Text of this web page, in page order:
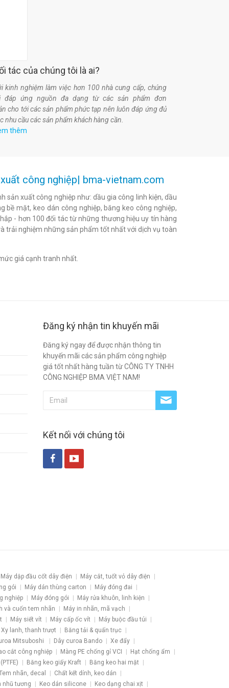
tác của chúng tôi là ai?
kinh nghiệm làm việc hơn 100 nhà cung cấp, chúng
đáp ứng nguồn đa dạng từ các sản phẩm đơn
cho tới các sản phẩm phức tạp nên luôn đáp ứng đủ
nhu cầu các sản phẩm khách hàng cần.
thêm
công nghiệp| bma-vietnam.com
sản xuất công nghiệp như: dầu gia công linh kiện, dầu
mặt, keo dán công nghiệp, băng keo công nghiệp,
- hơn 100 đối tác từ những thương hiệu uy tín hàng
trải nghiệm những sản phẩm tốt nhất với dịch vụ toàn
giá cạnh tranh nhất.
Đăng ký nhận tin khuyến mãi
Đăng ký ngay để được nhận thông tin
khuyến mãi các sản phẩm công nghiệp
giá tốt nhất hàng tuần từ CÔNG TY TNHH
CÔNG NGHIỆP BMA VIỆT NAM!
Kết nối với chúng tôi
Máy dập đầu cốt dây điện
Máy cắt, tuốt vỏ dây điện
gói Máy dán thùng carton
Máy đóng đai
nghiệp Máy đóng gói
Máy rửa khuôn, linh kiện
và cuốn tem nhãn
Máy in nhãn, mã vạch
Máy siết vít Máy cấp ốc vít
Máy buộc đầu túi
Xy lanh, thanh trượt
Băng tải & quấn trục
Mitsuboshi Dây curoa Bando
Xe đẩy
cắt công nghiệp Màng PE chống gỉ VCI
Hạt chống ẩm
Băng keo giấy Kraft
Băng keo hai mặt
nhãn, decal
Chất kết dính, keo dán
nhũ tương Keo dán silicone Keo dạng chai xịt